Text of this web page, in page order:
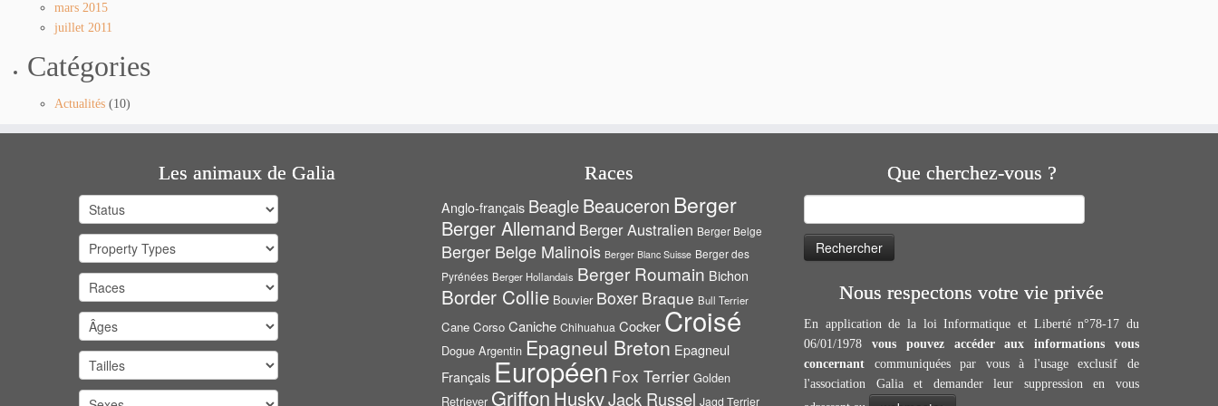
mars 2015
juillet 2011
Catégories
Actualités (10)
Les animaux de Galia Races
Anglo-français BeagleBeauceron Berger
Berger Allemand Berger Australien Berger Belge
Berger Belge Malinois Berger Blanc Suisse Berger des
Pyrénées Berger Hollandais Berger Roumain Bichon
Border Collie Bouvier Boxer Braque Bull Terrier
Cane Corso Caniche Chihuahua Cocker Croisé
Dogue Argentin Epagneul Breton Epagneul
FrançaisEuropéen Fox Terrier Golden
Retriever Griffon HuskyJack Russel Jagd Terrier
Que cherchez-vous ?
Nous respectons votre vie privée
En application de la loi Informatique et Liberté n°78-17 du
06/01/1978 vous pouvez accéder aux informations vous
concernant communiquées par vous à l'usage exclusif de
l'association Galia et demander leur suppression en vous